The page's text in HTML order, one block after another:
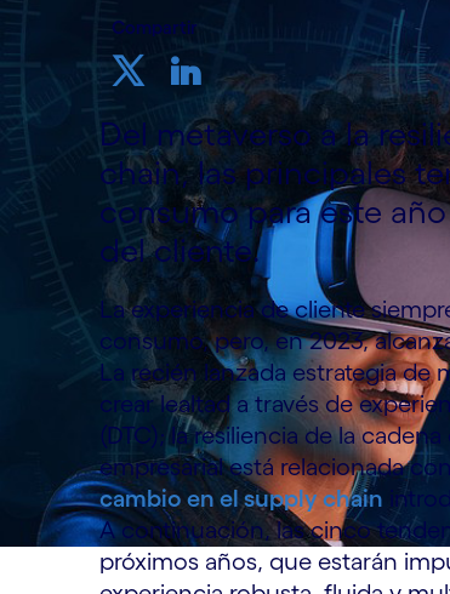
Compartir
Del metaverso a la
chain, las principales
consumo para este
del cliente.
La experiencia de cliente
consumo, pero, en 2023,
La recién lanzada estrategia de
crear lealtad a través de
(DTC); la resiliencia de la
empresarial está relacionada
cambio en el supply chain
A continuación, las cinco
próximos años, que estarán